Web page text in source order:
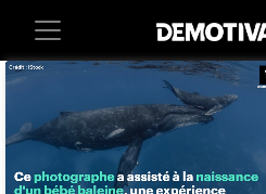
Entertainment Cinema
Attentats du 13
une réalisatrice